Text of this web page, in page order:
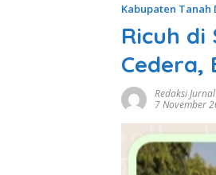
Kabupaten Tanah
Ricuh di
Cedera,
Redaksi
7 November